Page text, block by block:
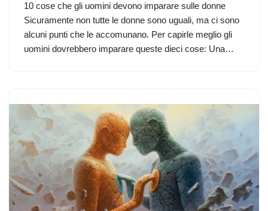
10 cose che gli uomini devono imparare sulle donne
Sicuramente non tutte le donne sono uguali, ma ci sono
alcuni punti che le accomunano. Per capirle meglio gli
uomini dovrebbero imparare queste dieci cose: Una…